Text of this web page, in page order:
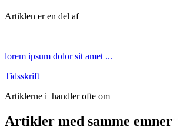
Artiklen er en del af
lorem ipsum dolor sit amet ...
Tidsskrift
Artiklerne i handler ofte om
Artikler med samme emner